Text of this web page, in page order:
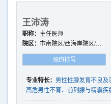
王沛涛
职称： 主任医师
院区：市南院区/西海岸院区/崂
山院区/平度院区
预约挂号
专业特长： 男性性腺发育不良及
高危男性不育、前列腺与精囊
辅助生殖技术应用、男科微创手